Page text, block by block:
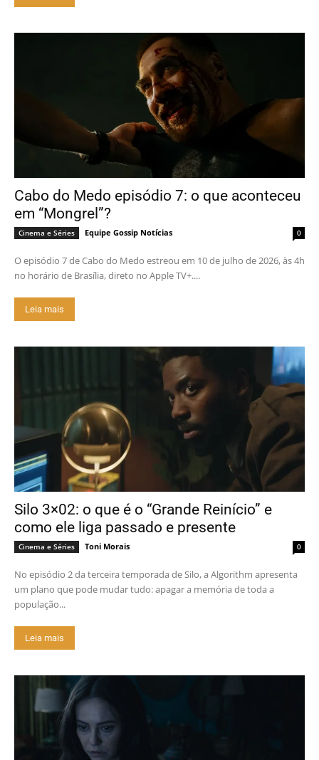
Cabo do Medo episódio 7: o que aconteceu
em “Mongrel”?
Cinema e Séries Equipe Gossip Notícias 0
O episódio 7 de Cabo do Medo estreou em 10 de julho de 2026, às 4h
no horário de Brasília, direto no Apple TV+....
Leia mais
Silo 3×02: o que é o “Grande Reinício” e
como ele liga passado e presente
Cinema e Séries Toni Morais 0
No episódio 2 da terceira temporada de Silo, a Algorithm apresenta
um plano que pode mudar tudo: apagar a memória de toda a
população...
Leia mais